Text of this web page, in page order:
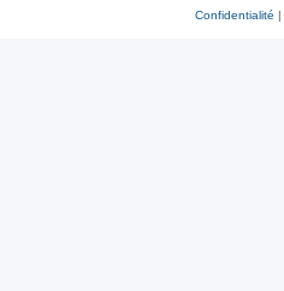
Confidentialité |